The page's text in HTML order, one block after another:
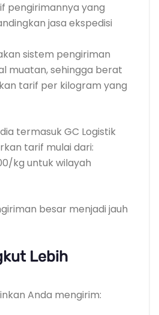
pengirimannya yang
jasa ekspedisi
sistem pengiriman
muatan, sehingga berat
tarif per kilogram yang
termasuk GC Logistik
tarif mulai dari:
kg untuk wilayah
besar menjadi jauh
Lebih
Anda mengirim: